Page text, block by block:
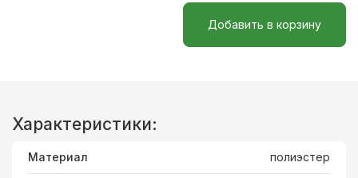
Добавить в корзину
Характеристики:
Материал полиэстер